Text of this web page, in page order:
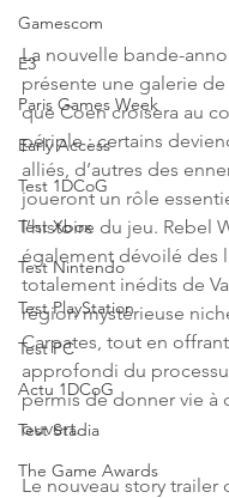
Gamescom
E3
Paris Games Week
Early Access
Test 1DCoG
Test Xbox
Test Nintendo
Test PlayStation
Test PC
Actu 1DCoG
Test Stadia
The Game Awards
La nouvelle bande-
présente une galerie
que Coen croisera au
périple : certains
alliés, d’autres des
joueront un rôle
l’histoire du jeu. Rebel
également dévoilé des
totalement inédits de
région mystérieuse
Carpates, tout en
approfondi du
permis de donner vie à
ouvert.
Le nouveau story trailer